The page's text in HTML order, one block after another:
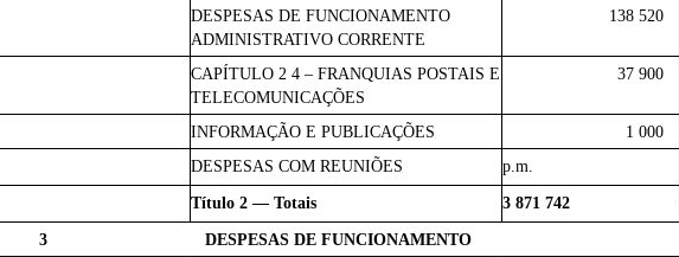
DESPESAS DE FUNCIONAMENTO
ADMINISTRATIVO CORRENTE
138 520
CAPÍTULO 2 4 – FRANQUIAS POSTAIS E
TELECOMUNICAÇÕES
37 900
INFORMAÇÃO E PUBLICAÇÕES 1 000
DESPESAS COM REUNIÕES p.m.
Título 2 — Totais
3 871 742
3
DESPESAS DE FUNCIONAMENTO